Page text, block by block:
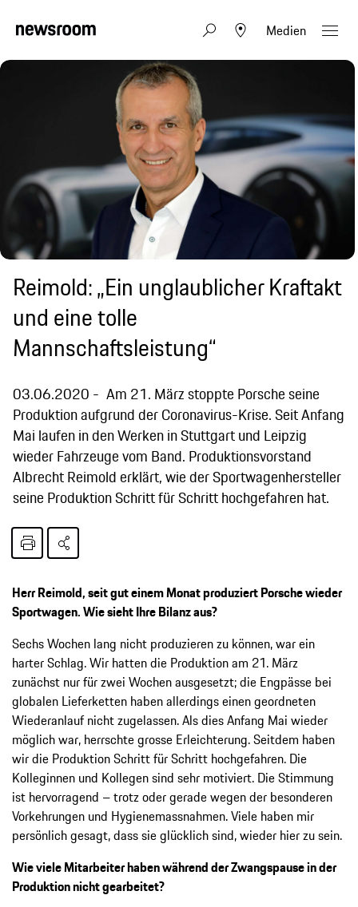
Medien
Reimold: „Ein unglaublicher Kraftakt
und eine tolle
Mannschaftsleistung“
03.06.2020
Am 21. März stoppte Porsche seine
Produktion aufgrund der Coronavirus-Krise. Seit Anfang
Mai laufen in den Werken in Stuttgart und Leipzig
wieder Fahrzeuge vom Band. Produktionsvorstand
Albrecht Reimold erklärt, wie der Sportwagenhersteller
seine Produktion Schritt für Schritt hochgefahren hat.
Herr Reimold, seit gut einem Monat produziert Porsche wieder
Sportwagen. Wie sieht Ihre Bilanz aus?
Sechs Wochen lang nicht produzieren zu können, war ein
harter Schlag. Wir hatten die Produktion am 21. März
zunächst nur für zwei Wochen ausgesetzt; die Engpässe bei
globalen Lieferketten haben allerdings einen geordneten
Wiederanlauf nicht zugelassen. Als dies Anfang Mai wieder
möglich war, herrschte grosse Erleichterung. Seitdem haben
wir die Produktion Schritt für Schritt hochgefahren. Die
Kolleginnen und Kollegen sind sehr motiviert. Die Stimmung
ist hervorragend – trotz oder gerade wegen der besonderen
Vorkehrungen und Hygienemassnahmen. Viele haben mir
persönlich gesagt, dass sie glücklich sind, wieder hier zu sein.
Wie viele Mitarbeiter haben während der Zwangspause in der
Produktion nicht gearbeitet?